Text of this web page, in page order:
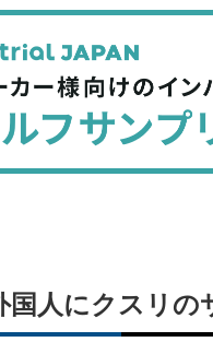
記
事
を
シ
ェ
国人にクスリの